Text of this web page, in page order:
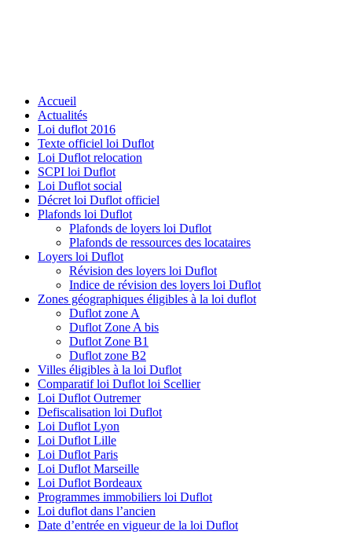
Accueil
Actualités
Loi duflot 2016
Texte officiel loi Duflot
Loi Duflot relocation
SCPI loi Duflot
Loi Duflot social
Décret loi Duflot officiel
Plafonds loi Duflot
Plafonds de loyers loi Duflot
Plafonds de ressources des locataires
Loyers loi Duflot
Révision des loyers loi Duflot
Indice de révision des loyers loi Duflot
Zones géographiques éligibles à la loi duflot
Duflot zone A
Duflot Zone A bis
Duflot Zone B1
Duflot zone B2
Villes éligibles à la loi Duflot
Comparatif loi Duflot loi Scellier
Loi Duflot Outremer
Defiscalisation loi Duflot
Loi Duflot Lyon
Loi Duflot Lille
Loi Duflot Paris
Loi Duflot Marseille
Loi Duflot Bordeaux
Programmes immobiliers loi Duflot
Loi duflot dans l’ancien
Date d’entrée en vigueur de la loi Duflot